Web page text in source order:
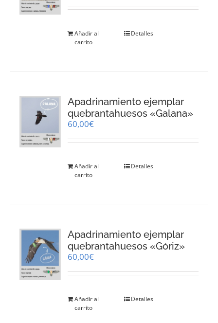
Añadir al
carrito
Detalles
Apadrinamiento ejemplar
quebrantahuesos «Galana»
60,00€
Añadir al
carrito
Detalles
Apadrinamiento ejemplar
quebrantahuesos «Góriz»
60,00€
Añadir al
carrito
Detalles